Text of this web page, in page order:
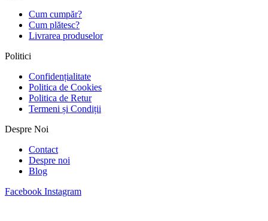
Cum cumpăr?
Cum plătesc?
Livrarea produselor
Politici
Confidențialitate
Politica de Cookies
Politica de Retur
Termeni și Condiții
Despre Noi
Contact
Despre noi
Blog
Facebook Instagram